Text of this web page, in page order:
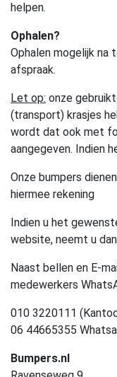
helpen.
Ophalen?
Ophalen mogelijk
afspraak.
Let op: onze
(transport) krasjes
wordt dat ook met
aangegeven. Indien
Onze bumpers
hiermee rekening
Indien u het
website, neemt u
Naast bellen en E-
medewerkers
010 3220111
06 44665355
Bumpers.nl